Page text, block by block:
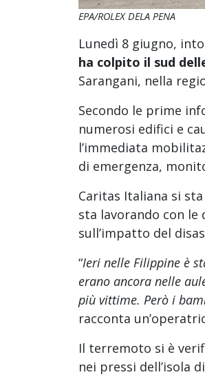
EPA/ROLEX DELA PENA
Lunedì 8 giugno,
ha colpito il sud
Sarangani, nella
Secondo le prime
numerosi edifici e
l’immediata
di emergenza,
Caritas Italiana si
sta lavorando con
sull’impatto del
“Ieri nelle Filippine è
erano ancora nelle
più vittime. Però i
racconta
Il terremoto si è
nei pressi dell’isola